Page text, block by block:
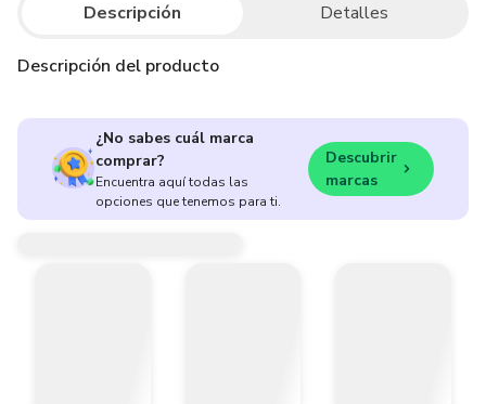
Descripción Detalles
Descripción del producto
¿No sabes cuál marca
comprar?
Encuentra aquí todas las
opciones que tenemos para ti.
Descubrir
marcas